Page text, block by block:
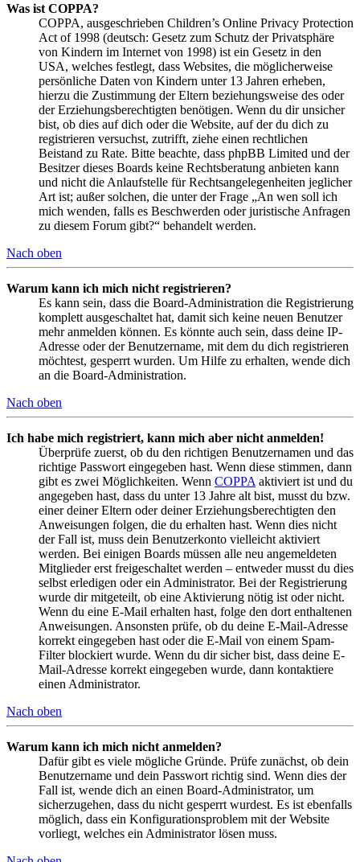
Was ist COPPA?
COPPA, ausgeschrieben Children’s Online Privacy Protection
Act of 1998 (deutsch: Gesetz zum Schutz der Privatsphäre
von Kindern im Internet von 1998) ist ein Gesetz in den
USA, welches festlegt, dass Websites, die möglicherweise
persönliche Daten von Kindern unter 13 Jahren erheben,
hierzu die Zustimmung der Eltern beziehungsweise des oder
der Erziehungsberechtigten benötigen. Wenn du dir unsicher
bist, ob dies auf dich oder die Website, auf der du dich zu
registrieren versuchst, zutrifft, ziehe einen rechtlichen
Beistand zu Rate. Bitte beachte, dass phpBB Limited und der
Besitzer dieses Boards keine Rechtsberatung anbieten kann
und nicht die Anlaufstelle für Rechtsangelegenheiten jeglicher
Art ist; außer solchen, die unter der Frage „An wen soll ich
mich wenden, falls es Beschwerden oder juristische Anfragen
zu diesem Forum gibt?“ behandelt werden.
Nach oben
Warum kann ich mich nicht registrieren?
Es kann sein, dass die Board-Administration die Registrierung
komplett ausgeschaltet hat, damit sich keine neuen Benutzer
mehr anmelden können. Es könnte auch sein, dass deine IP-
Adresse oder der Benutzername, mit dem du dich registrieren
möchtest, gesperrt wurden. Um Hilfe zu erhalten, wende dich
an die Board-Administration.
Nach oben
Ich habe mich registriert, kann mich aber nicht anmelden!
Überprüfe zuerst, ob du den richtigen Benutzernamen und das
richtige Passwort eingegeben hast. Wenn diese stimmen, dann
gibt es zwei Möglichkeiten. Wenn COPPA aktiviert ist und du
angegeben hast, dass du unter 13 Jahre alt bist, musst du bzw.
einer deiner Eltern oder deiner Erziehungsberechtigten den
Anweisungen folgen, die du erhalten hast. Wenn dies nicht
der Fall ist, muss dein Benutzerkonto vielleicht aktiviert
werden. Bei einigen Boards müssen alle neu angemeldeten
Mitglieder erst freigeschaltet werden – entweder musst du dies
selbst erledigen oder ein Administrator. Bei der Registrierung
wurde dir mitgeteilt, ob eine Aktivierung nötig ist oder nicht.
Wenn du eine E-Mail erhalten hast, folge den dort enthaltenen
Anweisungen. Ansonsten prüfe, ob du deine E-Mail-Adresse
korrekt eingegeben hast oder die E-Mail von einem Spam-
Filter blockiert wurde. Wenn du dir sicher bist, dass deine E-
Mail-Adresse korrekt eingegeben wurde, dann kontaktiere
einen Administrator.
Nach oben
Warum kann ich mich nicht anmelden?
Dafür gibt es viele mögliche Gründe. Prüfe zunächst, ob dein
Benutzername und dein Passwort richtig sind. Wenn dies der
Fall ist, wende dich an einen Board-Administrator, um
sicherzugehen, dass du nicht gesperrt wurdest. Es ist ebenfalls
möglich, dass ein Konfigurationsproblem mit der Website
vorliegt, welches ein Administrator lösen muss.